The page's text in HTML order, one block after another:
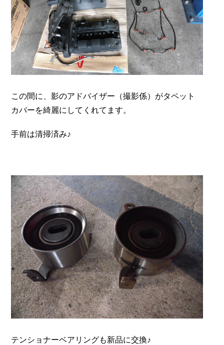
この間に、影のアドバイザー（撮影係）がタペット
カバーを綺麗にしてくれてます。
手前は清掃済み♪
テンショナーベアリングも新品に交換♪